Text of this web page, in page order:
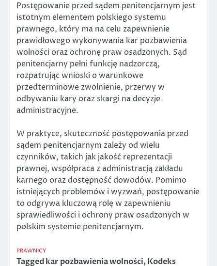
Postępowanie przed sądem penitencjarnym jest
istotnym elementem polskiego systemu
prawnego, który ma na celu zapewnienie
prawidłowego wykonywania kar pozbawienia
wolności oraz ochronę praw osadzonych. Sąd
penitencjarny pełni funkcję nadzorczą,
rozpatrując wnioski o warunkowe
przedterminowe zwolnienie, przerwy w
odbywaniu kary oraz skargi na decyzje
administracyjne.
W praktyce, skuteczność postępowania przed
sądem penitencjarnym zależy od wielu
czynników, takich jak jakość reprezentacji
prawnej, współpraca z administracją zakładu
karnego oraz dostępność dowodów. Pomimo
istniejących problemów i wyzwań, postępowanie
to odgrywa kluczową rolę w zapewnieniu
sprawiedliwości i ochrony praw osadzonych w
polskim systemie penitencjarnym.
PRAWNICY
Taggedkar pozbawienia wolności,Kodeks